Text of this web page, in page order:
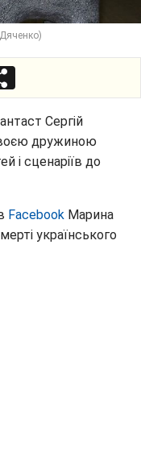
Сергій
дружиною
і сценаріїв до
Facebook Марина
українського